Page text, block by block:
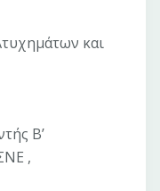
και
Β’
,